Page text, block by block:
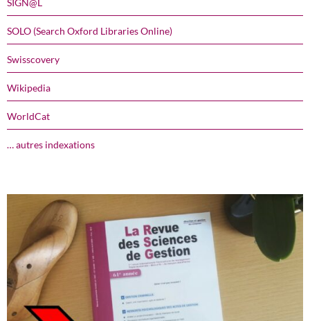
SOLO (Search Oxford Libraries Online)
Swisscovery
Wikipedia
WorldCat
… autres indexations